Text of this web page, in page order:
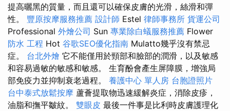
提高曬黑的質量，而且還可以確保皮膚的光滑，絲滑和彈
性。 豐原按摩服務推薦 設計師 Estel 律師事務所 貨運公司
Professional 外燴公司 Sun 專業除白蟻服務推薦 Flower
防水 工程 Hot 谷歌SEO優化指南 Mulatto幾乎沒有禁忌
症。 台北外燴 它不能僅用於頸部和臉部的潤滑，以及敏感
和容易過敏的敏感和敏感。 生育酚會產生屏障膜，增強局
部免疫力並抑制衰老過程。 養護中心 單人房 台胞證照片
台中泰式放鬆按摩 蘆薈提取物迅速緩解炎症，消除皮疹，
油脂和撫平皺紋。 雙眼皮 最後一件事是比利時皮膚護理化